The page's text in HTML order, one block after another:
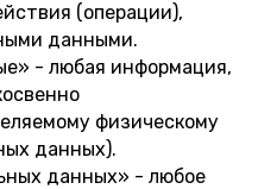
(операции),
данными.
- любая информация,
физическому
данных).
данных» - любое